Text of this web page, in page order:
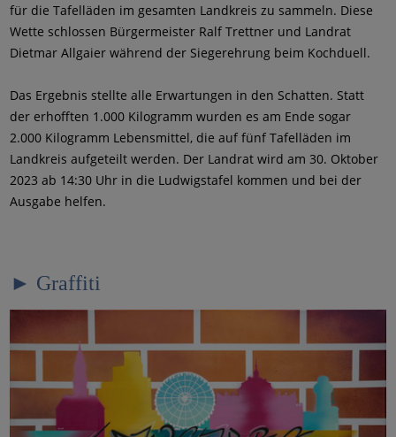
für die Tafelläden im gesamten Landkreis zu sammeln. Diese
Wette schlossen Bürgermeister Ralf Trettner und Landrat
Dietmar Allgaier während der Siegerehrung beim Kochduell.
Das Ergebnis stellte alle Erwartungen in den Schatten. Statt
der erhofften 1.000 Kilogramm wurden es am Ende sogar
2.000 Kilogramm Lebensmittel, die auf fünf Tafelläden im
Landkreis aufgeteilt werden. Der Landrat wird am 30. Oktober
2023 ab 14:30 Uhr in die Ludwigstafel kommen und bei der
Ausgabe helfen.
► Graffiti